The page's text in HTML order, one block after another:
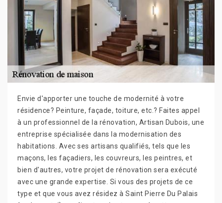
Envie d'apporter une touche de modernité à votre
résidence? Peinture, façade, toiture, etc.? Faites appel
à un professionnel de la rénovation, Artisan Dubois, une
entreprise spécialisée dans la modernisation des
habitations. Avec ses artisans qualifiés, tels que les
maçons, les façadiers, les couvreurs, les peintres, et
bien d'autres, votre projet de rénovation sera exécuté
avec une grande expertise. Si vous des projets de ce
type et que vous avez résidez à Saint Pierre Du Palais